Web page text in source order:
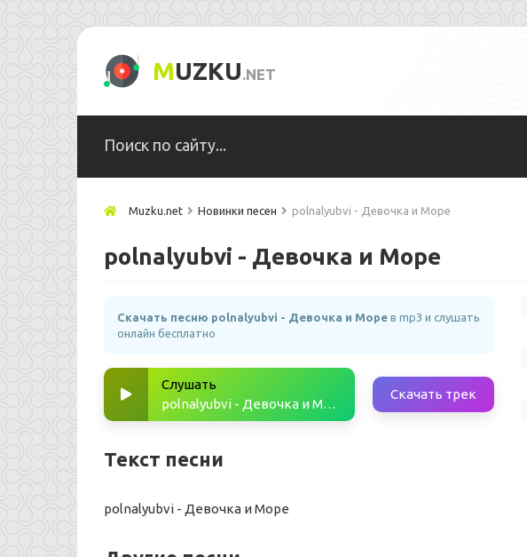
MUZKU.NET
Muzku.net Новинки песен polnalyubvi - Девочка и Море
polnalyubvi - Девочка и Море
Скачать песню polnalyubvi - Девочка и Море в mp3 и слушать
онлайн бесплатно
Слушать
polnalyubvi - Девочка и Море
Скачать трек
Текст песни
polnalyubvi - Девочка и Море